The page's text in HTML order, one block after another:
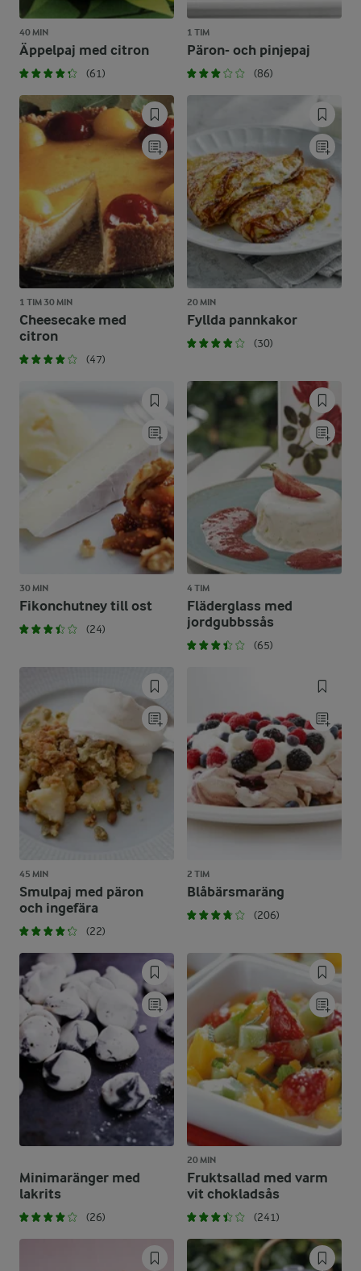
40 MIN
Äppelpaj med citron
(61)
1 TIM
Päron- och pinjepaj
(86)
1 TIM 30 MIN
Cheesecake med
citron
(47)
20 MIN
Fyllda pannkakor
(30)
30 MIN
Fikonchutney till ost
(24)
4 TIM
Fläderglass med
jordgubbssås
(65)
45 MIN
Smulpaj med päron
och ingefära
(22)
2 TIM
Blåbärsmaräng
(206)
Minimaränger med
lakrits
(26)
20 MIN
Fruktsallad med varm
vit chokladsås
(241)